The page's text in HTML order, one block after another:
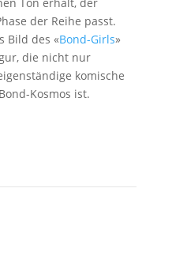
der Reihe passt.
Bild des «Bond-Girls»
die nicht nur
komische
Kosmos ist.